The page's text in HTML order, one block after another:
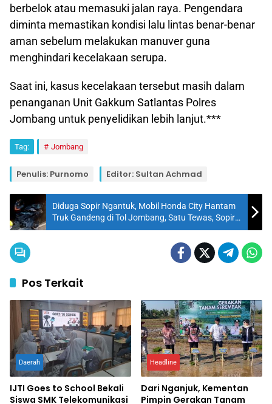
berbelok atau memasuki jalan raya. Pengendara
diminta memastikan kondisi lalu lintas benar-benar
aman sebelum melakukan manuver guna
menghindari kecelakaan serupa.
Saat ini, kasus kecelakaan tersebut masih dalam
penanganan Unit Gakkum Satlantas Polres
Jombang untuk penyelidikan lebih lanjut.***
Tag: Jombang
Penulis: Purnomo Editor: Sultan Achmad
Diduga Sopir Ngantuk, Mobil Honda City Hantam
Truk Gandeng di Tol Jombang, Satu Tewas, Sopir
Luka Berat
Pos Terkait
Daerah
IJTI Goes to School Bekali
Siswa SMK Telekomunikasi
Headline
Dari Nganjuk, Kementan
Pimpin Gerakan Tanam